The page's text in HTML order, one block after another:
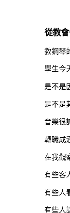
從教
教鋼琴
學生今
是不是
是不是
音樂很
轉職成
在我觀
有些客
有些人
有些人